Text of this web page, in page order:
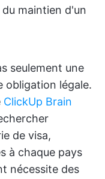
maintien d'un
seulement une
obligation légale.
ClickUp Brain
de visa,
à chaque pays
nécessite des